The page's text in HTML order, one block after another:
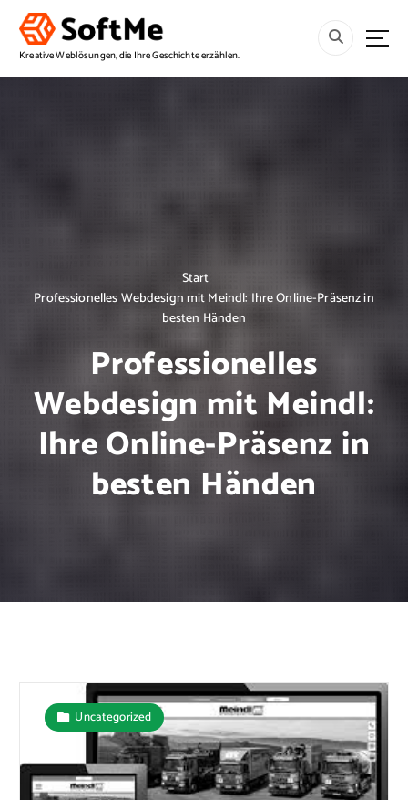
Kreative Weblösungen, die Ihre Geschichte erzählen.
Start
Professionelles Webdesign mit Meindl: Ihre Online-Präsenz in
besten Händen
Professionelles
Webdesign mit Meindl:
Ihre Online-Präsenz in
besten Händen
Uncategorized